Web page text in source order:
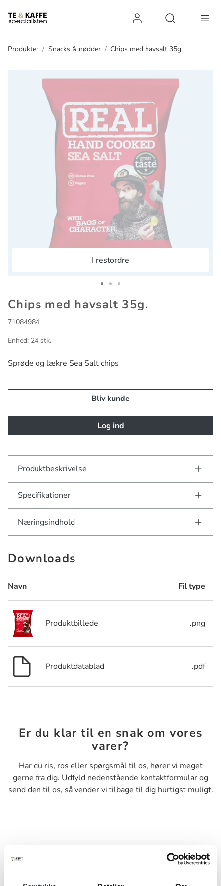
Log ind
Produkter Snacks & nødder Chips med havsalt 35g.
I restordre
Chips med havsalt 35g.
71084984
Enhed: 24 stk.
Sprøde og lækre Sea Salt chips
Bliv kunde
Log ind
Produktbeskrivelse
Specifikationer
Næringsindhold
Downloads
Navn Fil type
Produktbillede .png
Produktdatablad .pdf
Er du klar til en snak om vores
varer?
Har du ris, ros eller spørgsmål til os, hører vi meget
gerne fra dig. Udfyld nedenstående kontaktformular og
send den til os, så vender vi tilbage til dig hurtigst muligt.